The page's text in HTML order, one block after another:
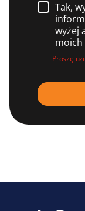
Tak,
wyżej
moich
Proszę